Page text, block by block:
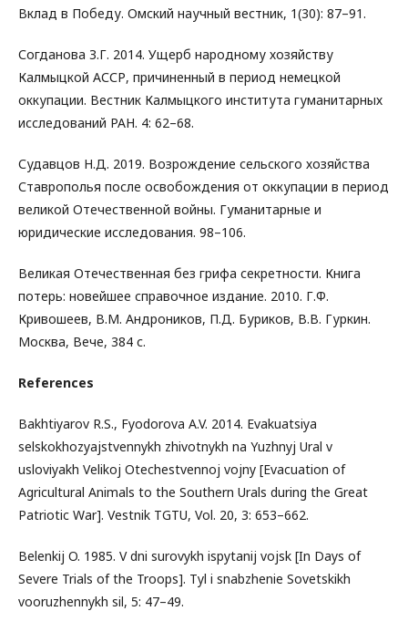
Вклад в Победу. Омский научный вестник, 1(30): 87–91.
Согданова З.Г. 2014. Ущерб народному хозяйству
Калмыцкой АССР, причиненный в период немецкой
оккупации. Вестник Калмыцкого института гуманитарных
исследований РАН. 4: 62–68.
Судавцов Н.Д. 2019. Возрождение сельского хозяйства
Ставрополья после освобождения от оккупации в период
великой Отечественной войны. Гуманитарные и
юридические исследования. 98–106.
Великая Отечественная без грифа секретности. Книга
потерь: новейшее справочное издание. 2010. Г.Ф.
Кривошеев, В.М. Андроников, П.Д. Буриков, В.В. Гуркин.
Москва, Вече, 384 с.
References
Bakhtiyarov R.S., Fyodorova A.V. 2014. Evakuatsiya
selskokhozyajstvennykh zhivotnykh na Yuzhnyj Ural v
usloviyakh Velikoj Otechestvennoj vojny [Evacuation of
Agricultural Animals to the Southern Urals during the Great
Patriotic War]. Vestnik TGTU, Vol. 20, 3: 653–662.
Belenkij O. 1985. V dni surovykh ispytanij vojsk [In Days of
Severe Trials of the Troops]. Tyl i snabzhenie Sovetskikh
vooruzhennykh sil, 5: 47–49.